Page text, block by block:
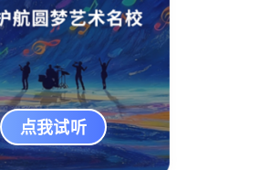
点我试听